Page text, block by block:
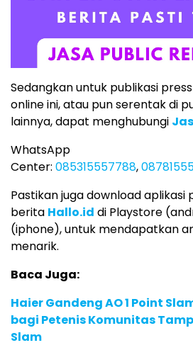
Sedangkan untuk publikasi
online ini, atau pun serentak di
lainnya, dapat menghubungi
WhatsApp
Center: 085315557788,
Pastikan juga download aplikasi
berita Hallo.id di Playstore
(iphone), untuk mendapatkan
menarik.
Baca Juga:
Haier Gandeng AO 1 Point
bagi Petenis Komunitas
Slam